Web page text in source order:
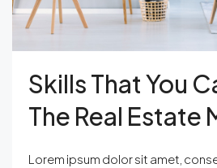
Skills That You
The Real Estate
Lorem ipsum dolor sit amet,